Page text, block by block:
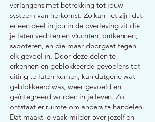
verlangens met betrekking tot jouw
systeem van herkomst. Zo kan het zijn dat
er een deel in jou in de overleving zit die
je laten vechten en vluchten, ontkennen,
saboteren, en die maar doorgaat tegen
elk gevoel in. Door deze delen te
erkennen en geblokkeerde gevoelens tot
uiting te laten komen, kan datgene wat
geblokkeerd was, weer gevoeld en
geïntegreerd worden in je leven. Zo
ontstaat er ruimte om anders te handelen.
Dat maakt je vaak milder over jezelf en